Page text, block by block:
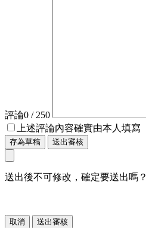
評論0 / 250
上述評論內容確實由本人填寫
存為草稿 送出審核
送出後不可修改，確定要送出嗎？
取消 送出審核